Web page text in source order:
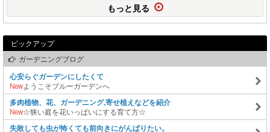
もっと見る
ピックアップ
ガーデニングブログ
心安らぐガーデンにしたくて
Newようこそブルーガーデンへ
多肉植物、花、ガーデニング,寄せ植えなどを紹介
New☆狭い庭を花いっぱいにする育て方☆
失敗しても虫が怖くても前向きにがんばりたい。